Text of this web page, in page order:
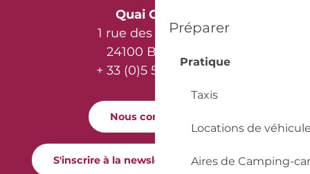
Préparer
Pratique
Taxis
Locations de
Aires de Camping-car
Quai Cyrano
1 rue des Récollets
24100 Bergerac
+ 33 (0)5 53 57 03 11
Nous contacter
S'inscrire à la newsletter Quai Cyrano